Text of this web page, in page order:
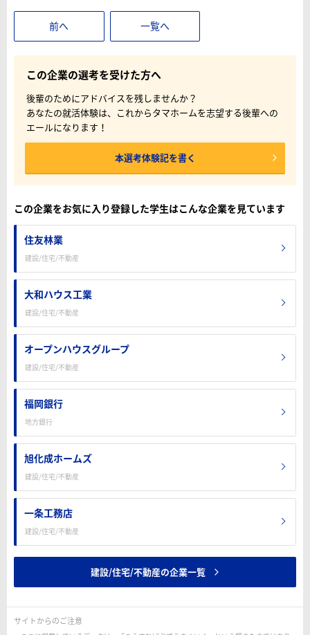
前へ 一覧へ
この企業の選考を受けた方へ
後輩のためにアドバイスを残しませんか？
あなたの就活体験は、これからタマホームを志望する後輩への
エールになります！
本選考体験記を書く
この企業をお気に入り登録した学生はこんな企業を見ています
住友林業
建設/住宅/不動産
大和ハウス工業
建設/住宅/不動産
オープンハウスグループ
建設/住宅/不動産
福岡銀行
地方銀行
旭化成ホームズ
建設/住宅/不動産
一条工務店
建設/住宅/不動産
建設/住宅/不動産の企業一覧
サイトからのご注意